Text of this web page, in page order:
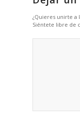
¿Quieres unirte a
Siéntete libre de